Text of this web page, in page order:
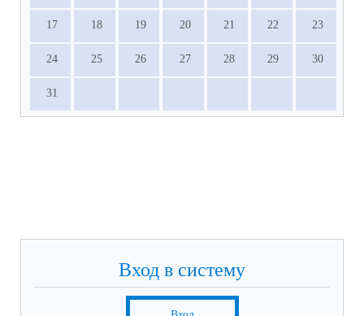
17 18 19 20 21 22 23
24 25 26 27 28 29 30
31
Вход в систему